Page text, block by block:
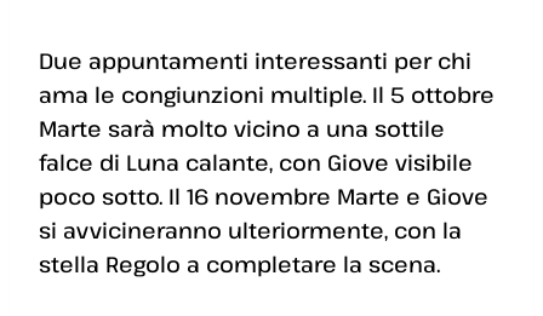
Due appuntamenti interessanti per chi
ama le congiunzioni multiple. Il 5 ottobre
Marte sarà molto vicino a una sottile
falce di Luna calante, con Giove visibile
poco sotto. Il 16 novembre Marte e Giove
si avvicineranno ulteriormente, con la
stella Regolo a completare la scena.